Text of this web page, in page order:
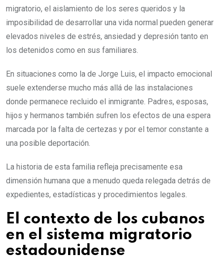
migratorio, el aislamiento de los seres queridos y la
imposibilidad de desarrollar una vida normal pueden generar
elevados niveles de estrés, ansiedad y depresión tanto en
los detenidos como en sus familiares.
En situaciones como la de Jorge Luis, el impacto emocional
suele extenderse mucho más allá de las instalaciones
donde permanece recluido el inmigrante. Padres, esposas,
hijos y hermanos también sufren los efectos de una espera
marcada por la falta de certezas y por el temor constante a
una posible deportación.
La historia de esta familia refleja precisamente esa
dimensión humana que a menudo queda relegada detrás de
expedientes, estadísticas y procedimientos legales.
El contexto de los cubanos
en el sistema migratorio
estadounidense